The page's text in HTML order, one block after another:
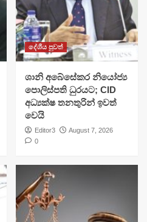
දේශීය පුවත්
ශානි අබේසේකර නියෝජ්‍ය
පොලිස්පති ධුරයට; CID
අධ්‍යක්ෂ තනතුරින් ඉවත්
වෙයි
Editor3
August 7, 2026
0